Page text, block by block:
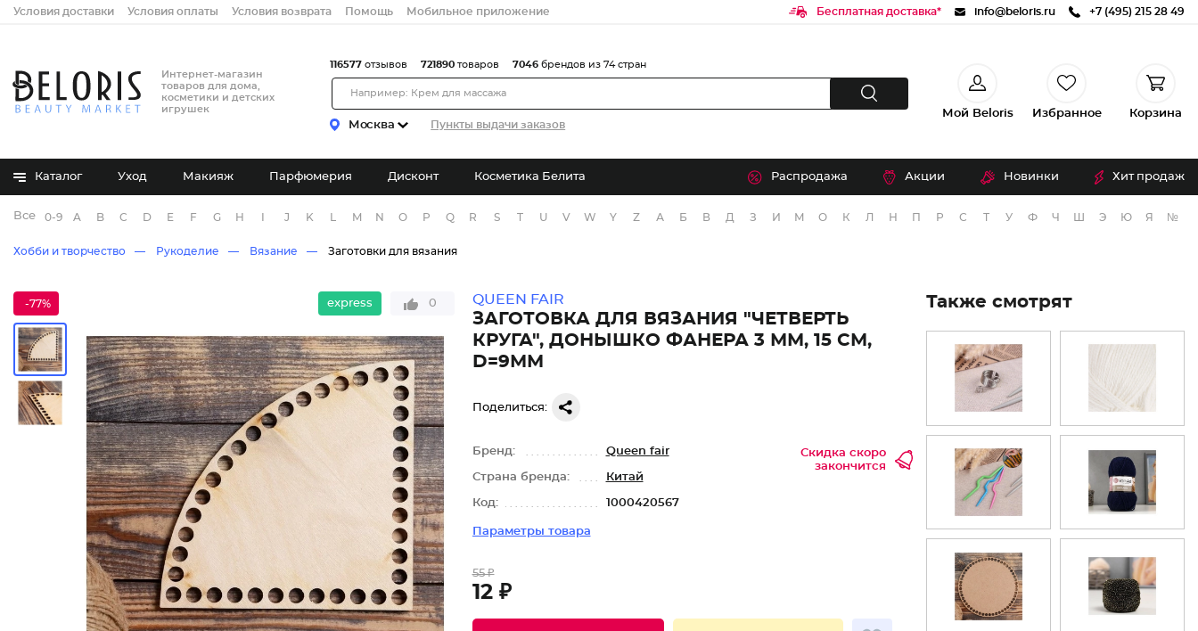
Условия доставки Условия оплаты Условия возврата Помощь Мобильное приложение Бесплатная доставка* info@beloris.ru +7 (495) 215 28 49
Интернет-магазин
товаров для дома,
косметики и детских
игрушек
Москва Пункты выдачи заказов
116577 отзывов 721890 товаров 7046 брендов из 74 стран
Мой Beloris Избранное Корзина
Каталог Уход Макияж Парфюмерия Дисконт Косметика Белита Распродажа Акции Новинки Хит продаж
Все бренды
0-9 A B C D E F G H J K M N O P Q R S T U V W Y Z А Б В Д З И М О К Л Н П Р С Т У Ф Ч Э Ю Я №
Хобби и творчество Рукоделие Вязание Заготовки для вязания
-77% express 0 QUEEN FAIR
ЗАГОТОВКА ДЛЯ ВЯЗАНИЯ "ЧЕТВЕРТЬ
КРУГА", ДОНЫШКО ФАНЕРА 3 ММ, 15 СМ,
D=9ММ
Поделиться:
Бренд: Queen fair
Страна бренда: Китай
Код: 1000420567
Скидка скоро
закончится
Параметры товара
55 ₽
12 ₽
Также смотрят